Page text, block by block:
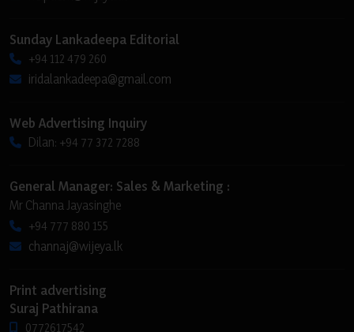
Sunday Lankadeepa Editorial
+94 112 479 260
iridalankadeepa@gmail.com
Web Advertising Inquiry
Dilan: +94 77 372 7288
General Manager: Sales & Marketing :
Mr Channa Jayasinghe
+94 777 880 155
channaj@wijeya.lk
Print advertising
Suraj Pathirana
0772617542